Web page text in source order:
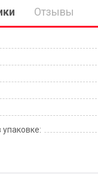
Отзывы
упаковке: